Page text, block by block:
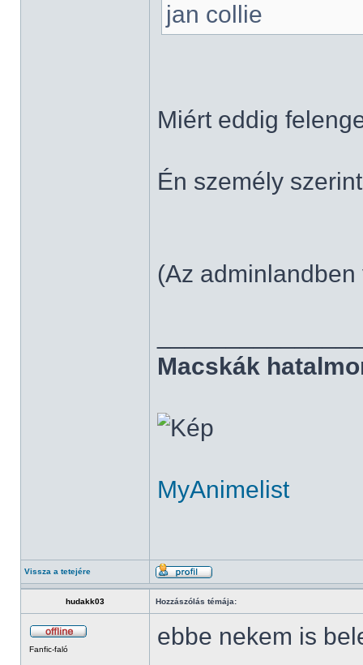
jan collie
Miért eddig
Én személy
(Az
Macskák
MyAnimelist
Vissza a tetejére
hudakk03 Hozzászólás témája:
Fanfic-faló ebbe nekem is